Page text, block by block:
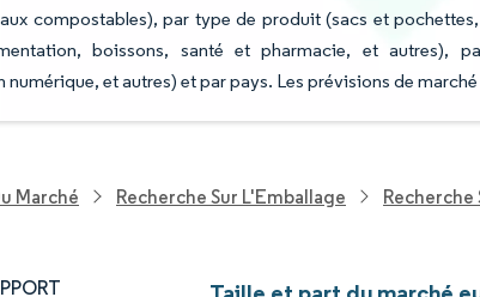
compostables), par type de produit (sacs et
boissons, santé et pharmacie, et autres),
et autres) et par pays. Les prévisions de
Marché Recherche Sur L'Emballage Recherche